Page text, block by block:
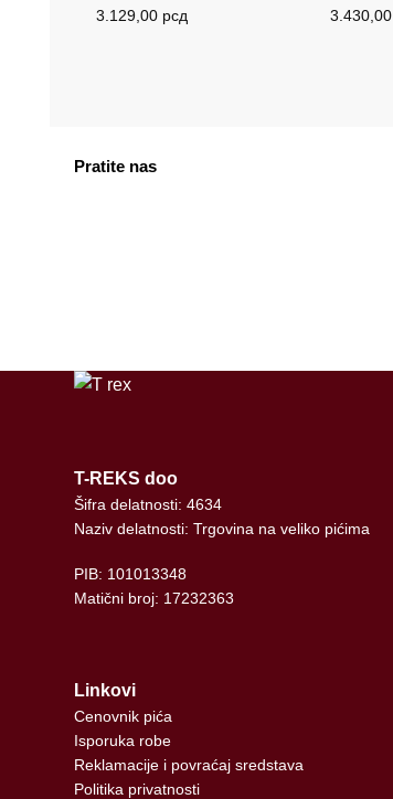
3.129,00 рсд 3.430,00
Pratite nas
T-REKS doo
Šifra delatnosti: 4634
Naziv delatnosti: Trgovina na veliko pićima
PIB: 101013348
Matični broj: 17232363
Linkovi
Cenovnik pića
Isporuka robe
Reklamacije i povraćaj sredstava
Politika privatnosti